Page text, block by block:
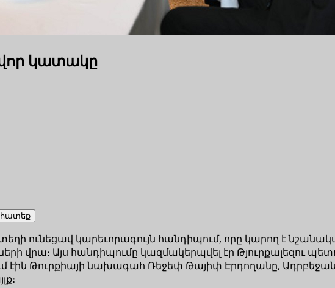
կատակը
ունեցավ կարեւորագույն հանդիպում, որը կարող է
վրա։ Այս հանդիպումը կազմակերպվել էր Թյուրքալեզու
էին Թուրքիայի նախագահ Ռեջեփ Թայիփ Էրդողանը,